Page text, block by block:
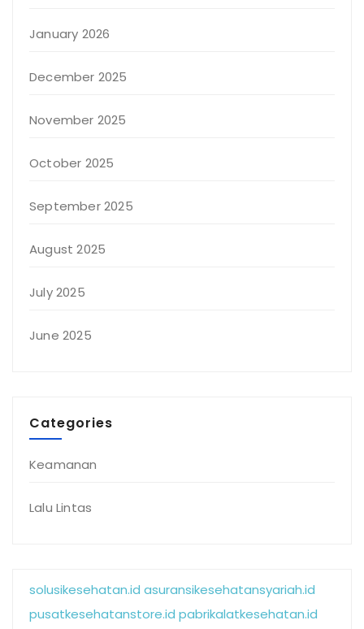
January 2026
December 2025
November 2025
October 2025
September 2025
August 2025
July 2025
June 2025
Categories
Keamanan
Lalu Lintas
solusikesehatan.id asuransikesehatansyariah.id
pusatkesehatanstore.id pabrikalatkesehatan.id